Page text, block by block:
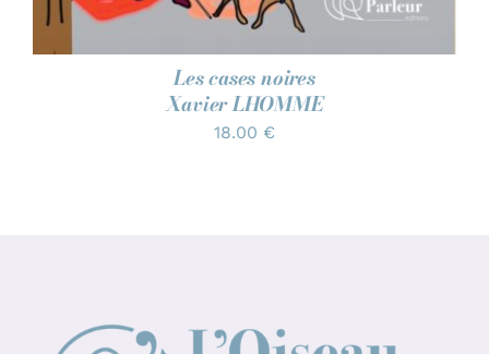
Les cases noires
Xavier LHOMME
18.00 €